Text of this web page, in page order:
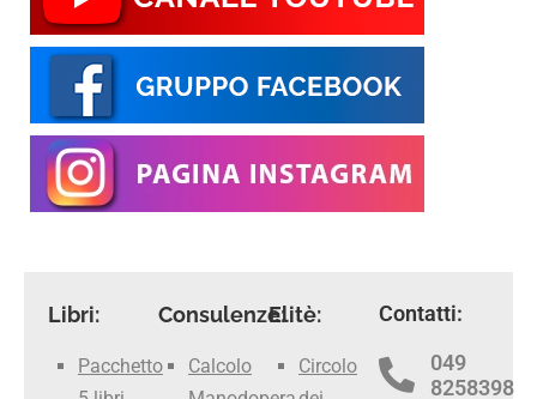
Libri:
Pacchetto
Consulenze:
Calcolo
Elitè:
Circolo
Contatti:
049
8258398